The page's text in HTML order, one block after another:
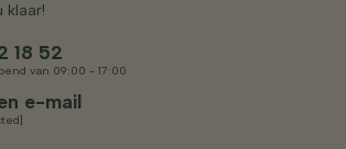
klaar!
18 52
van 09:00 - 17:00
e-mail